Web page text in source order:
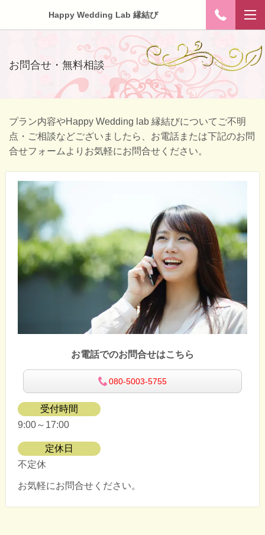
Happy Wedding Lab 縁結び
お問合せ・無料相談
プラン内容やHappy Wedding lab 縁結びについてご不明
点・ご相談などございましたら、お電話または下記のお問
合せフォームよりお気軽にお問合せください。
お電話でのお問合せはこちら
080-5003-5755
受付時間
9:00～17:00
定休日
不定休
お気軽にお問合せください。